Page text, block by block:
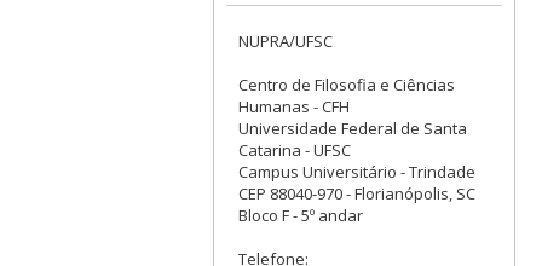
NUPRA/UFSC
Centro de Filosofia e Ciências
Humanas - CFH
Universidade Federal de Santa
Catarina - UFSC
Campus Universitário - Trindade
CEP 88040-970 - Florianópolis, SC
Bloco F - 5º andar
Telefone: